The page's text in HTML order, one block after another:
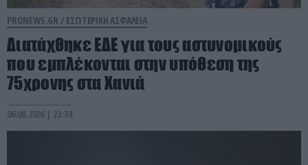
PRONEWS.GR / ΕΣΩΤΕΡΙΚΗ ΑΣΦΑΛΕΙΑ
Διατάχθηκε ΕΔΕ για τους αστυνομικούς
που εμπλέκονται στην υπόθεση της
75χρονης στα Χανιά
06.08.2026 | 23:34